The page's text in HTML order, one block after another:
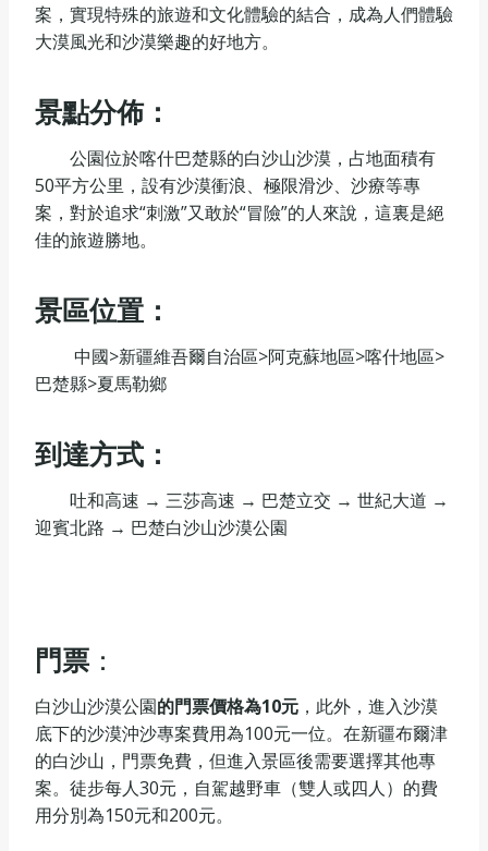
案，實現特殊的旅遊和文化體驗的結合，成為人們體驗
大漠風光和沙漠樂趣的好地方。
景點分佈：
公園位於喀什巴楚縣的白沙山沙漠，占地面積有
50平方公里，設有沙漠衝浪、極限滑沙、沙療等專
案，對於追求“刺激”又敢於“冒險”的人來說，這裏是絕
佳的旅遊勝地。
景區位置：
中國>新疆維吾爾自治區>阿克蘇地區>喀什地區>
巴楚縣>夏馬勒鄉
到達方式：
吐和高速 → 三莎高速 → 巴楚立交 → 世紀大道 →
迎賓北路 → 巴楚白沙山沙漠公園
門票 ：
‌白沙山沙漠公園的門票價格為10元 ‌，此外，進入沙漠
底下的沙漠沖沙專案費用為100元一位。在新疆布爾津
的白沙山，門票免費，但進入景區後需要選擇其他專
案。徒步每人30元，自駕越野車（雙人或四人）的費
用分別為150元和200元。‌